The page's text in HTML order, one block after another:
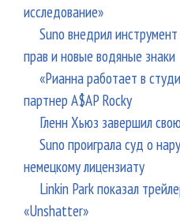
исследование»
Suno внедрил
прав и новые водяные знаки
«Рианна работает в
партнер A$AP Rocky
Гленн Хьюз завершил
Suno проиграла суд о
немецкому лицензиату
Linkin Park показал
«Unshatter»